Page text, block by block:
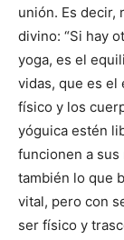
unión. Es decir,
divino: “Si hay
yoga, es el
vidas, que es el
físico y los
yóguica estén
funcionen a sus
también lo que
vital, pero con
ser físico y